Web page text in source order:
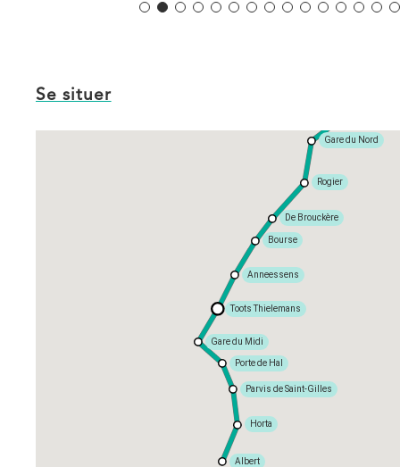
Se situer
Albert
Horta
Parvis de Saint-Gilles
Porte de Hal
Gare du Midi
Toots Thielemans
Anneessens
Bourse
De Brouckère
Rogier
Gare du Nord